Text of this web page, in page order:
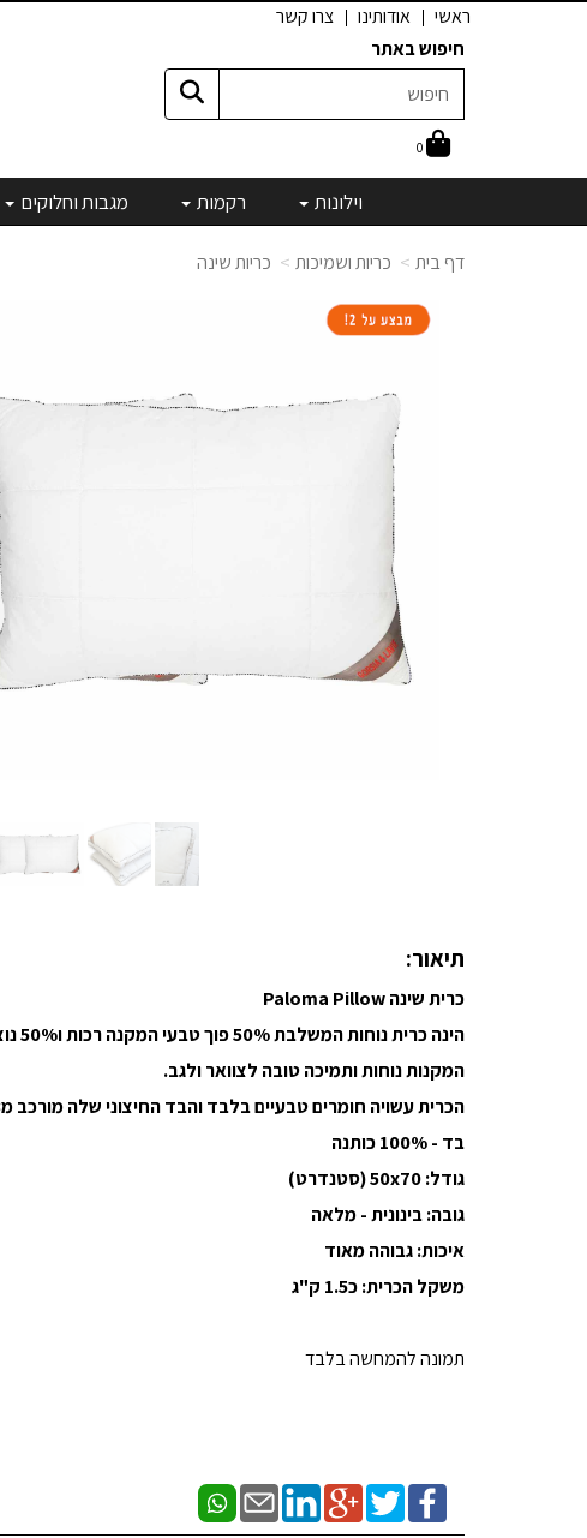
ראשי אודותינו
צרו קשר
חיפוש באתר
0
וילונות רקמות מגבות וחלוקים
דף בית כריות ושמיכות כריות שינה
תיאור:
כרית שינה Paloma Pillow
הינה כרית נוחות המשלבת 50% פוך טבעי המקנה רכות ו50% נוצות פלומה עדינות
המקנות נוחות ותמיכה טובה לצוואר ולגב.
הכרית עשויה חומרים טבעיים בלבד והבד החיצוני שלה מורכב מ3 שכבות עבות (המונע את חדירת הנוצות לבחוץ)
בד - 100% כותנה
גודל: 50x70 (סטנדרט)
גובה: בינונית - מלאה
איכות: גבוהה מאוד
משקל הכרית: כ1.5 ק"ג
תמונה להמחשה בלבד